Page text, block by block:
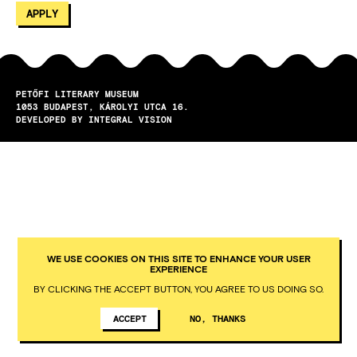
PETŐFI LITERARY MUSEUM
1053
BUDAPEST
KÁROLYI UTCA 16.
DEVELOPED BY INTEGRAL VISION
WE USE COOKIES ON THIS SITE TO ENHANCE YOUR USER
EXPERIENCE
BY CLICKING THE ACCEPT BUTTON, YOU AGREE TO US DOING SO.
ACCEPT NO, THANKS